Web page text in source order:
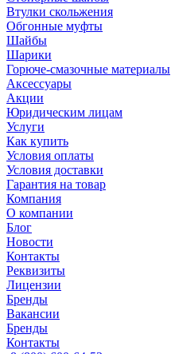
Втулки скольжения
Обгонные муфты
Шайбы
Шарики
Горюче-смазочные материалы
Аксессуары
Акции
Юридическим лицам
Услуги
Как купить
Условия оплаты
Условия доставки
Гарантия на товар
Компания
О компании
Блог
Новости
Контакты
Реквизиты
Лицензии
Бренды
Вакансии
Бренды
Контакты